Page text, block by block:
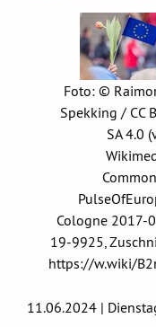
Foto: ©
Spekking / CC
SA 4.0
Cologne 2017-
19-9925,
https://w.wiki/
11.06.2024 |